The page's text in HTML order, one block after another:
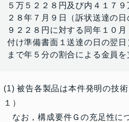
５万５２２８円及び内４１７
２８年７月９日（訴状送達の
９２２８円に対する同年１０
付け準備書面１送達の日の翌
まで年５分の割合による金員を
(1) 被告各製品は本件発明の技
１）
なお，構成要件Ｇの充足性に